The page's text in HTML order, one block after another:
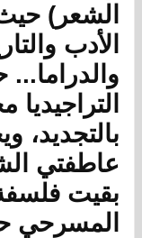
الشعر)
الأدب
بالتجديد،
عاطفتي
بقيت
المسرحي